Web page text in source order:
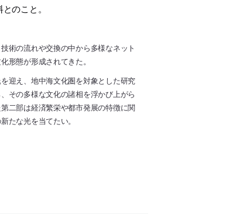
のこと。
術の流れや交換の中から多様なネット
形態が形成されてきた。
迎え、地中海文化圏を対象とした研究
その多様な文化の諸相を浮かび上がら
二部は経済繁栄や都市発展の特徴に関
たな光を当てたい。